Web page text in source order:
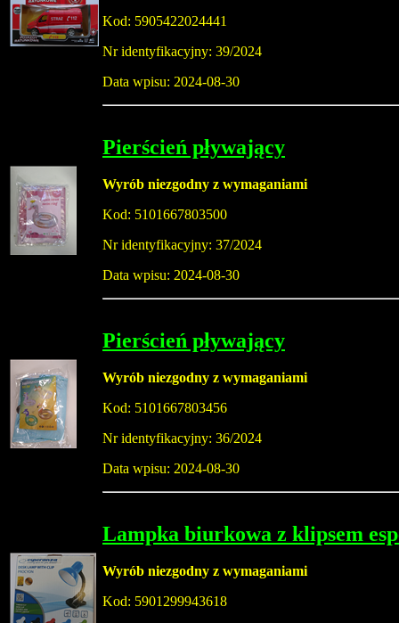
Kod: 5905422024441
Nr identyfikacyjny: 39/2024
Data wpisu: 2024-08-30
Pierścień pływający
Wyrób niezgodny z wymaganiami
Kod: 5101667803500
Nr identyfikacyjny: 37/2024
Data wpisu: 2024-08-30
Pierścień pływający
Wyrób niezgodny z wymaganiami
Kod: 5101667803456
Nr identyfikacyjny: 36/2024
Data wpisu: 2024-08-30
Lampka biurkowa z klipsem
Wyrób niezgodny z wymaganiami
Kod: 5901299943618